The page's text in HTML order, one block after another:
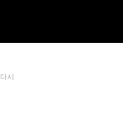
시